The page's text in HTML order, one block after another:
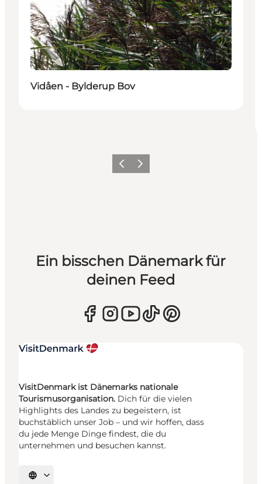
Vidåen - Bylderup Bov
ZurückWeiter
Ein bisschen Dänemark für
deinen Feed
VisitDenmark ist Dänemarks nationale
Tourismusorganisation. Dich für die vielen
Highlights des Landes zu begeistern, ist
buchstäblich unser Job – und wir hoffen, dass
du jede Menge Dinge findest, die du
unternehmen und besuchen kannst.
Sprache auswählen